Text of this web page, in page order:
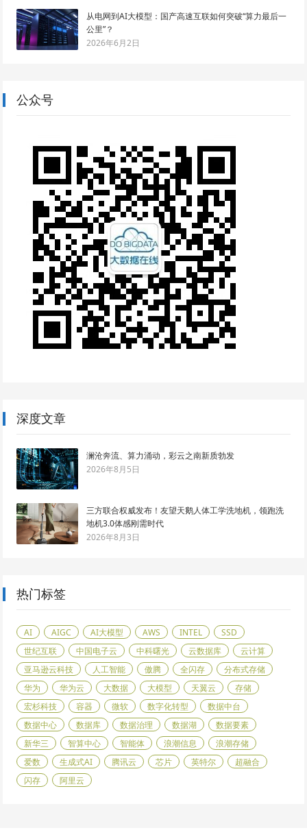
从电网到AI大模型：国产高速互联如何突破“算力最后一
公里”？
2026年6月2日
公众号
深度文章
澜沧奔流、算力涌动，彩云之南新质勃发
2026年8月5日
三方联合权威发布！友望天鹅人体工学洗地机，领跑洗
地机3.0体感刚需时代
2026年8月3日
热门标签
AI AIGC AI大模型 AWS INTEL
SSD
世纪互联
中国电子云 中科曙光 云数据库
云计算
亚马逊云科技
人工智能 傲腾 全闪存
分布式存储
华为
华为云 大数据 大模型 天翼云
存储
宏杉科技
容器 微软 数字化转型
数据中台
数据中心
数据库 数据治理 数据湖
数据要素
新华三
智算中心 智能体 浪潮信息
浪潮存储
爱数
生成式AI 腾讯云 芯片 英特尔
超融合
闪存
阿里云